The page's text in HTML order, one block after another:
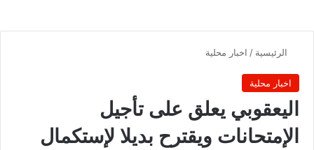
الرئيسية / اخبار محلية
اخبار محلية
اليعقوبي يعلق على تأجيل
الإمتحانات ويقترح بديلا لإستكمال